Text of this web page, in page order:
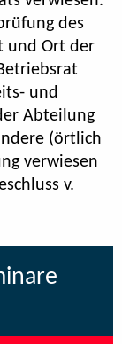
des
und Ort der
und
Abteilung
(örtlich
verwiesen
v.